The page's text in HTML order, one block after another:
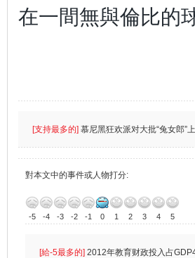
在一間無與倫比的
[支持最多的] 慕尼黑狂欢派对大批“兔女郎”
對本文中的事件或人物打分:
-5 -4 -3 -2 -1 0 1 2 3 4 5
[給-5最多的] 2012年教育财政投入占